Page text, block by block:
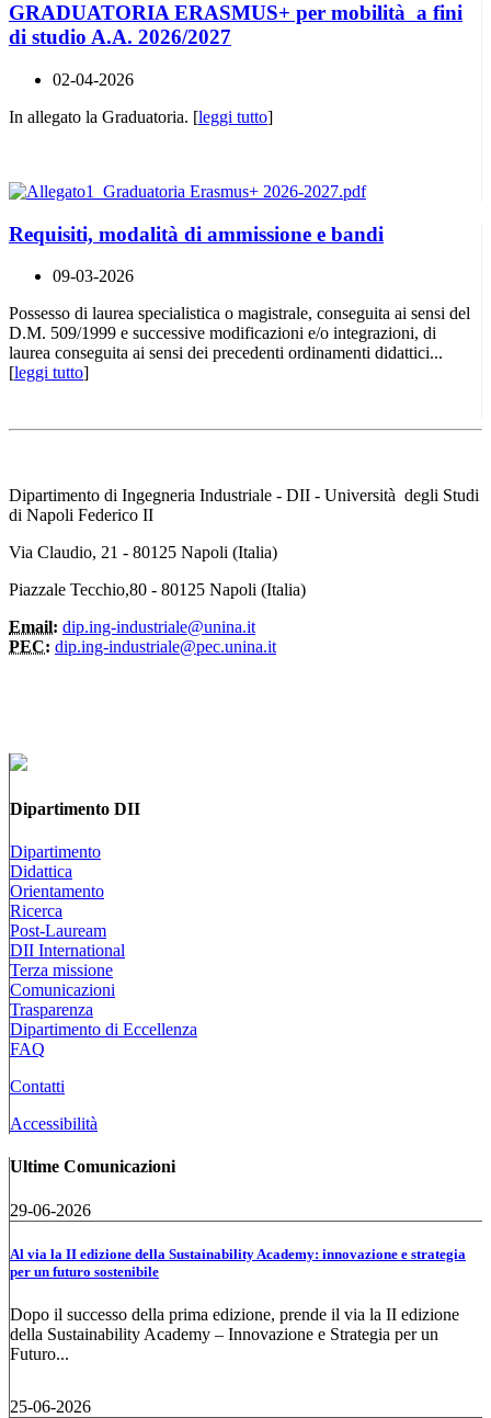
GRADUATORIA ERASMUS+ per mobilità a fini
di studio A.A. 2026/2027
02-04-2026
In allegato la Graduatoria. [leggi tutto]
Requisiti, modalità di ammissione e bandi
09-03-2026
Possesso di laurea specialistica o magistrale, conseguita ai sensi del
D.M. 509/1999 e successive modificazioni e/o integrazioni, di
laurea conseguita ai sensi dei precedenti ordinamenti didattici...
[leggi tutto]
Dipartimento di Ingegneria Industriale - DII - Università degli Studi
di Napoli Federico II
Via Claudio, 21 - 80125 Napoli (Italia)
Piazzale Tecchio,80 - 80125 Napoli (Italia)
Email: dip.ing-industriale@unina.it
PEC: dip.ing-industriale@pec.unina.it
Dipartimento DII
Dipartimento
Didattica
Orientamento
Ricerca
Post-Lauream
DII International
Terza missione
Comunicazioni
Trasparenza
Dipartimento di Eccellenza
FAQ
Contatti
Accessibilità
Ultime Comunicazioni
29-06-2026
Al via la II edizione della Sustainability Academy: innovazione e strategia
per un futuro sostenibile
Dopo il successo della prima edizione, prende il via la II edizione
della Sustainability Academy – Innovazione e Strategia per un
Futuro...
25-06-2026